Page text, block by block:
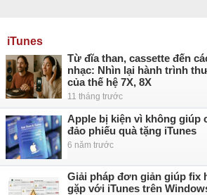
iTunes
Từ đĩa than, cassette đến
nhạc: Nhìn lại hành trình
của thế hệ 7X, 8X
11 tháng trước
Apple bị kiện vì không giúp
đảo phiếu quà tặng iTunes
6 năm trước
Giải pháp đơn giản giúp fix
gặp với iTunes trên